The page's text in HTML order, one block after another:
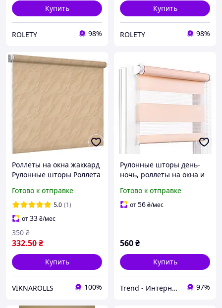
Купить
ROLETY 98%
Купить
ROLETY 98%
Роллеты на окна жаккард
Рулонные шторы Роллета
Светло-коричневый
Готово к отправке
5.0 (1)
от33₴/мес
332.50₴
350 ₴
Купить
VIKNAROLLS 100%
Рулонные шторы день-
ночь, роллеты на окна и
персиковая однотонная
для кухни, лоджии и
Готово к отправке
от56₴/мес
560₴
Купить
Trend - Интернет-магазин Рулонных Штор 97%